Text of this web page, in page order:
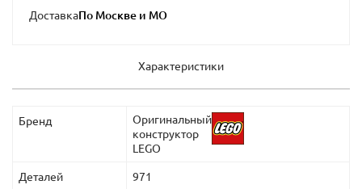
Доставка
Характеристики
Бренд
Оригинальный
конструктор
LEGO
Деталей 971